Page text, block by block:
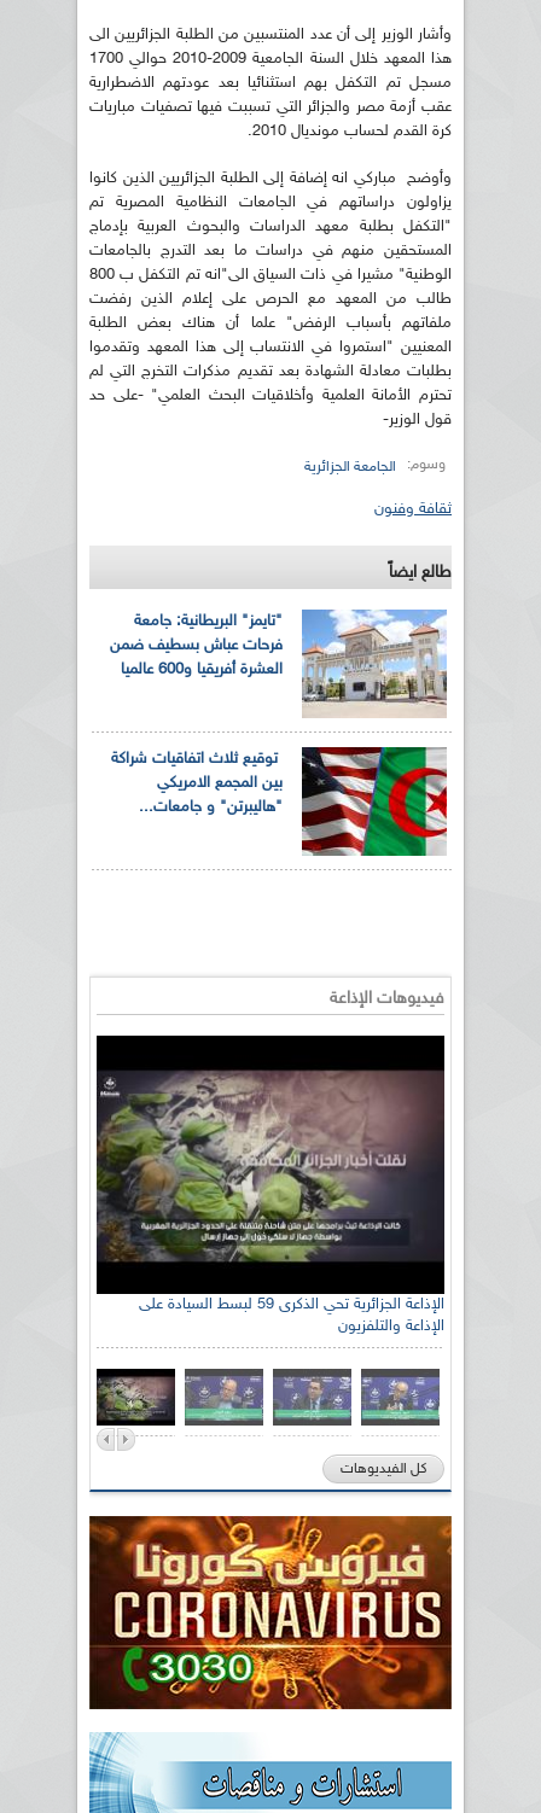
وأشار الوزير إلى أن عدد المنتسبين من الطلبة الجزائريين الى
هذا المعهد خلال السنة الجامعية 2009-2010 حوالي 1700
مسجل تم التكفل بهم استثنائيا بعد عودتهم الاضطرارية
عقب أزمة مصر والجزائر التي تسببت فيها تصفيات مباريات
كرة القدم لحساب مونديال 2010.
وأوضح مباركي انه إضافة إلى الطلبة الجزائريين الذين كانوا
يزاولون دراساتهم في الجامعات النظامية المصرية تم
"التكفل بطلبة معهد الدراسات والبحوث العربية بإدماج
المستحقين منهم في دراسات ما بعد التدرج بالجامعات
الوطنية" مشيرا في ذات السياق الى"انه تم التكفل ب 800
طالب من المعهد مع الحرص على إعلام الذين رفضت
ملفاتهم بأسباب الرفض" علما أن هناك بعض الطلبة
المعنيين "استمروا في الانتساب إلى هذا المعهد وتقدموا
بطلبات معادلة الشهادة بعد تقديم مذكرات التخرج التي لم
تحترم الأمانة العلمية وأخلاقيات البحث العلمي" -على حد
قول الوزير-
وسوم: الجامعة الجزائرية
ثقافة وفنون
طالع ايضاً
"تايمز" البريطانية: جامعة
فرحات عباش بسطيف ضمن
العشرة أفريقيا و600 عالميا
توقيع ثلاث اتفاقيات شراكة
بين المجمع الامريكي
"هاليبرتن" و جامعات...
فيديوهات الإذاعة
الإذاعة الجزائرية تحي الذكرى 59 لبسط السيادة على
الإذاعة والتلفزيون
كل الفيديوهات